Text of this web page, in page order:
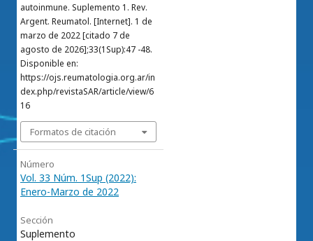
autoinmune. Suplemento 1. Rev.
Argent. Reumatol. [Internet]. 1 de
marzo de 2022 [citado 7 de
agosto de 2026];33(1Sup):47 -48.
Disponible en:
https://ojs.reumatologia.org.ar/in
dex.php/revistaSAR/article/view/6
16
Formatos de citación
Número
Vol. 33 Núm. 1Sup (2022):
Enero-Marzo de 2022
Sección
Suplemento